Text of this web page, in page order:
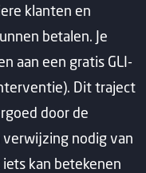
klanten en
betalen. Je
aan een gratis GLI-
Dit traject
door de
verwijzing nodig van
kan betekenen